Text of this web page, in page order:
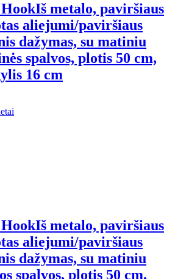
Iš metalo, paviršiaus
aliejumi/paviršiaus
dažymas, su matiniu
spalvos, plotis 50 cm,
16 cm
Iš metalo, paviršiaus
aliejumi/paviršiaus
dažymas, su matiniu
spalvos, plotis 50 cm,